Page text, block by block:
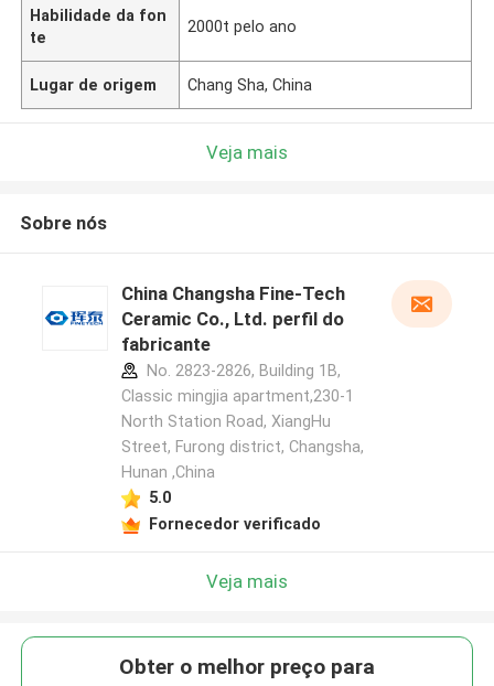
Habilidade da fon
te
2000t pelo ano
Lugar de origem Chang Sha, China
Veja mais
Sobre nós
China Changsha Fine-Tech
Ceramic Co., Ltd. perfil do
fabricante
No. 2823-2826, Building 1B,
Classic mingjia apartment,230-1
North Station Road, XiangHu
Street, Furong district, Changsha,
Hunan ,China
5.0
Fornecedor verificado
Veja mais
Obter o melhor preço para